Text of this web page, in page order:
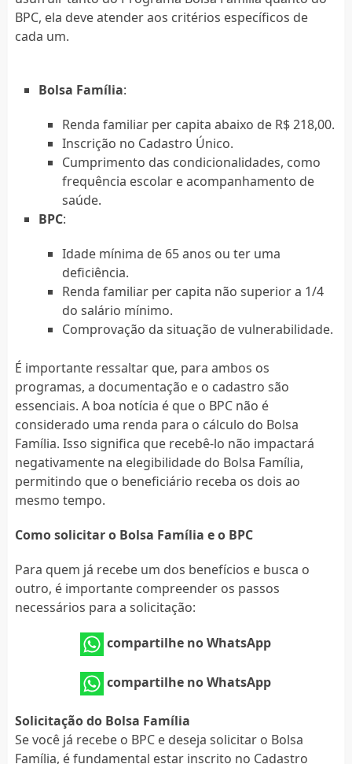
BPC, ela deve atender aos critérios específicos de
cada um.
Bolsa Família:
Renda familiar per capita abaixo de R$ 218,00.
Inscrição no Cadastro Único.
Cumprimento das condicionalidades, como
frequência escolar e acompanhamento de
saúde.
BPC:
Idade mínima de 65 anos ou ter uma
deficiência.
Renda familiar per capita não superior a 1/4
do salário mínimo.
Comprovação da situação de vulnerabilidade.
É importante ressaltar que, para ambos os
programas, a documentação e o cadastro são
essenciais. A boa notícia é que o BPC não é
considerado uma renda para o cálculo do Bolsa
Família. Isso significa que recebê-lo não impactará
negativamente na elegibilidade do Bolsa Família,
permitindo que o beneficiário receba os dois ao
mesmo tempo.
Como solicitar o Bolsa Família e o BPC
Para quem já recebe um dos benefícios e busca o
outro, é importante compreender os passos
necessários para a solicitação:
compartilhe no WhatsApp
compartilhe no WhatsApp
Solicitação do Bolsa Família
Se você já recebe o BPC e deseja solicitar o Bolsa
Família, é fundamental estar inscrito no Cadastro